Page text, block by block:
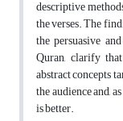
descriptive
the verses. The
the persuasive
Quran, clarify
abstract concepts
the audience and,
is better.